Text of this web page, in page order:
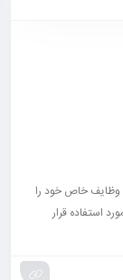
وظایف خاص خود را
استفاده قرار